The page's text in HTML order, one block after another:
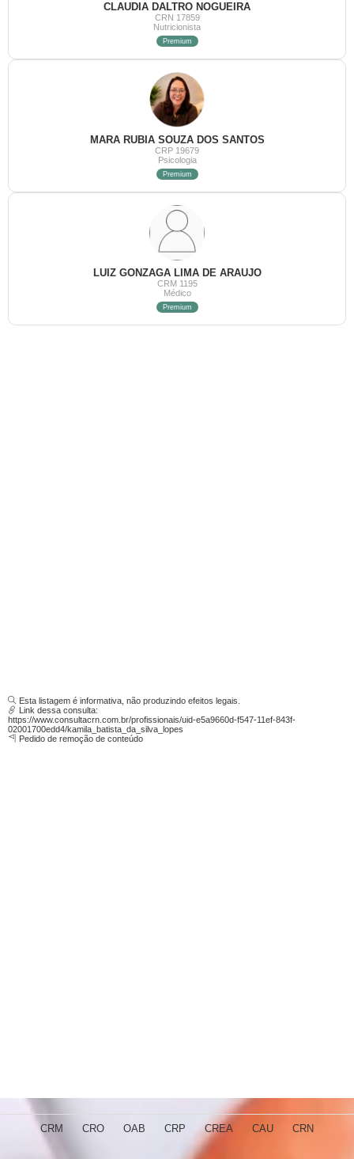
CLAUDIA DALTRO NOGUEIRA
CRN 17859
Nutricionista
Premium
MARA RUBIA SOUZA DOS SANTOS
CRP 19679
Psicologia
Premium
LUIZ GONZAGA LIMA DE ARAUJO
CRM 1195
Médico
Premium
Esta listagem é informativa, não produzindo efeitos legais.
Link dessa consulta:
https://www.consultacrn.com.br/profissionais/uid-e5a9660d-f547-11ef-843f-
02001700edd4/kamila_batista_da_silva_lopes
Pedido de remoção de conteúdo
CRM CRO OAB CRP CREA CAU CRN